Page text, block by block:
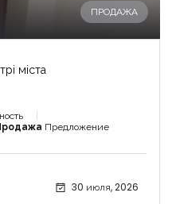
ПРОДАЖА
міста
Предложение
30 июля, 2026